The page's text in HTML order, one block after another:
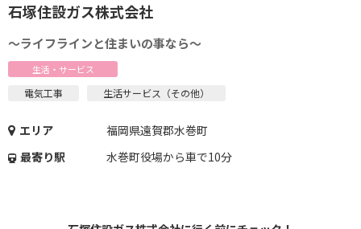
石塚住設ガス株式会社
～ライフラインと住まいの事なら～
生活・サービス
電気工事 生活サービス（その他）
エリア
福岡県遠賀郡水巻町
最寄り駅
水巻町役場から車で10分